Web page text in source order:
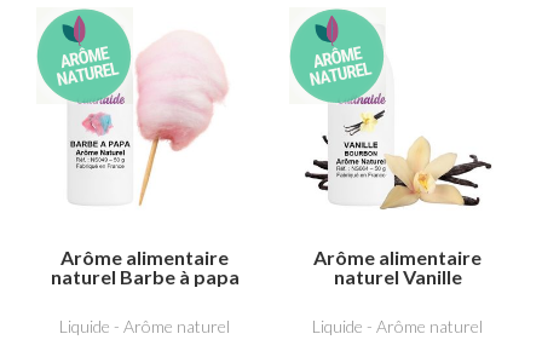
Arôme alimentaire
naturel Barbe à papa
Liquide - Arôme naturel
Arôme alimentaire
naturel Vanille
Liquide - Arôme naturel